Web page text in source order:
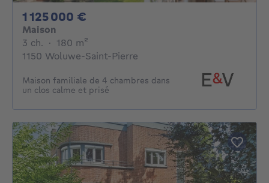
1 125 000 €
Maison
3 ch. 3 chambres
· 180 m²
1150 Woluwe-Saint-Pierre
Maison familiale de 4 chambres dans
un clos calme et prisé